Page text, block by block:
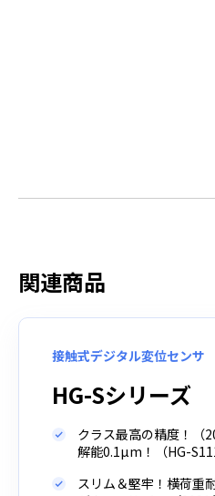
関連商品
接触式デジタル変位センサ
HG-Sシリーズ
クラス最高の精度！
解能0.1μm！（HG-
スリム＆堅牢！横荷重